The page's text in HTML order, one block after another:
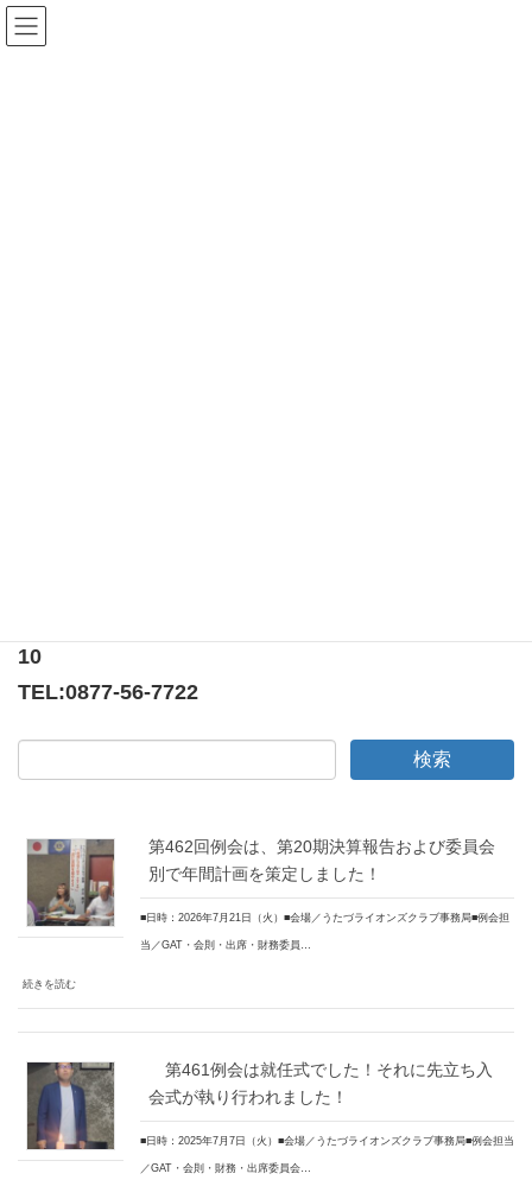
10
TEL:0877-56-7722
第462回例会は、第20期決算報告および委員会
別で年間計画を策定しました！
■日時：2026年7月21日（火）■会場／うたづライオンズクラブ事務局■例会担
当／GAT・会則・出席・財務委員…
続きを読む
第461例会は就任式でした！それに先立ち入
会式が執り行われました！
■日時：2025年7月7日（火）■会場／うたづライオンズクラブ事務局■例会担当
／GAT・会則・財務・出席委員会…